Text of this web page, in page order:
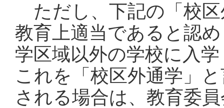
ただし、下記の「校区
教育上適当であると認
学区域以外の学校に入
これを「校区外通学」
される場合は、教育委